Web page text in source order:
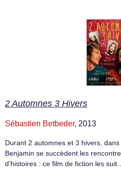
2 Automnes 3 Hivers
Sébastien Betbeder, 2013
Durant 2 automnes et 3 hivers, dans
Benjamin se succèdent les
d’histoires : ce film de fiction les suit…